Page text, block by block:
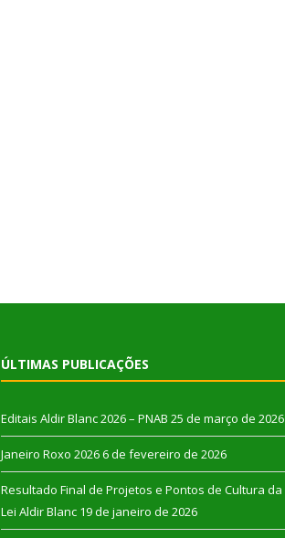
ÚLTIMAS PUBLICAÇÕES
Editais Aldir Blanc 2026 – PNAB 25 de março de 2026
Janeiro Roxo 2026 6 de fevereiro de 2026
Resultado Final de Projetos e Pontos de Cultura da
Lei Aldir Blanc 19 de janeiro de 2026